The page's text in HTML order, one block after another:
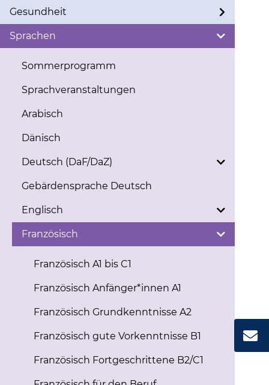
Gesundheit
Sprachen
Sommerprogramm
Sprachveranstaltungen
Arabisch
Dänisch
Deutsch (DaF/DaZ)
Gebärdensprache Deutsch
Englisch
Französisch
Französisch A1 bis C1
Französisch Anfänger*innen A1
Französisch Grundkenntnisse A2
Französisch gute Vorkenntnisse B1
Französisch Fortgeschrittene B2/C1